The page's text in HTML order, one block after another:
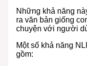
Những khả năng
ra văn bản giống
chuyện với người
Một số khả năng
gồm: